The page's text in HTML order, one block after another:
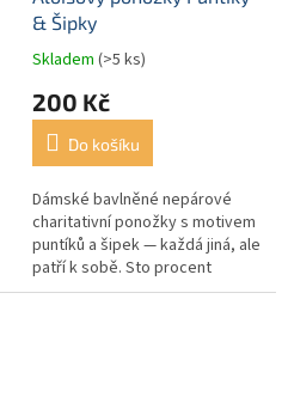
& Šipky
Skladem (>5 ks)
200 Kč
Do košíku
Dámské bavlněné nepárové
charitativní ponožky s motivem
puntíků a šipek — každá jiná, ale
patří k sobě. Sto procent
výtěžku pomáhá rodinám, do